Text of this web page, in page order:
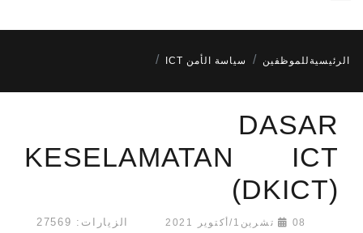
الرئيسية للموظفين سياسة الأمن ICT
DASAR
KESELAMATAN ICT
(DKICT)
08 تشرين1/أكتوير 2021 الزيارات: 27569